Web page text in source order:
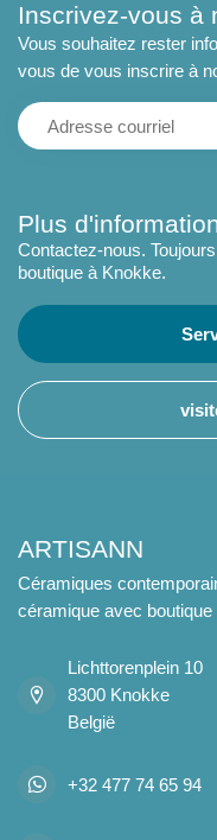
Plus
Contactez-nous.
boutique à Knokke.
Inscrivez-vous à
Vous souhaitez rester
vous de vous inscrire à
ARTISANN
Céramiques
céramique avec boutique
Lichttorenplein 10
8300 Knokke
België
+32 477 74 65 94